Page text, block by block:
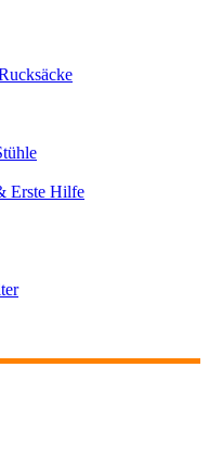
Erste Hilfe